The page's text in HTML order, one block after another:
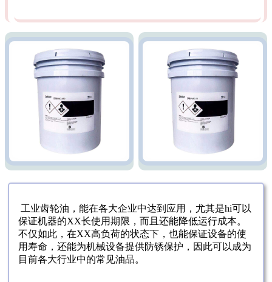
工业齿轮油，能在各大企业中达到应用，尤其是hi可以
保证机器的XX长使用期限，而且还能降低运行成本。
不仅如此，在XX高负荷的状态下，也能保证设备的使
用寿命，还能为机械设备提供防锈保护，因此可以成为
目前各大行业中的常见油品。